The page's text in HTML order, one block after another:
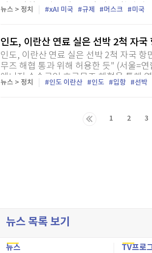
전 특파원 = 일론 머스크의 인공지능(AI)
법 시행을 앞둔 콜로라도주를 상대로 소
뉴스 > 정치 xAI 미국 규제 머스크 미국
인도, 이란산 연료 실은 선박 2척 자
인도, 이란산 연료 실은 선박 2척 자국
무즈 해협 통과 위해 허용한 듯" (서울=
에너지 수송로인 호르무즈 해협을 통해
료를 실은 선박 2척의 입항을 허용했다
뉴스 > 정치 인도 이란산 인도 입항 선박
1 2 3
뉴스 목록 보기
뉴스 TV프로